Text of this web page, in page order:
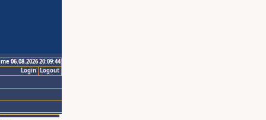
06.08.2026 20:09:44
Logout
Login